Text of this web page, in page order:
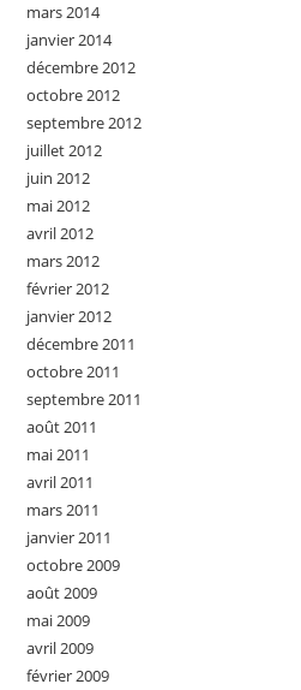
mars 2014
janvier 2014
décembre 2012
octobre 2012
septembre 2012
juillet 2012
juin 2012
mai 2012
avril 2012
mars 2012
février 2012
janvier 2012
décembre 2011
octobre 2011
septembre 2011
août 2011
mai 2011
avril 2011
mars 2011
janvier 2011
octobre 2009
août 2009
mai 2009
avril 2009
février 2009